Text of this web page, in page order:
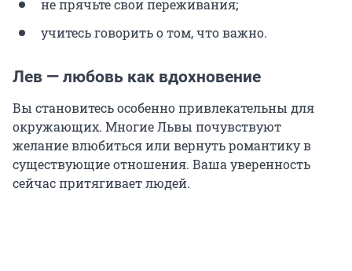
не прячьте свои переживания;
учитесь говорить о том, что важно.
Лев — любовь как вдохновение
Вы становитесь особенно привлекательны для
окружающих. Многие Львы почувствуют
желание влюбиться или вернуть романтику в
существующие отношения. Ваша уверенность
сейчас притягивает людей.